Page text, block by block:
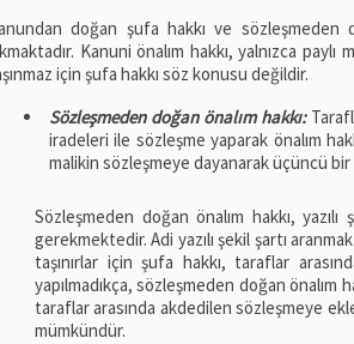
doğan şufa hakkı ve sözleşmeden
Kanuni önalım hakkı, yalnızca
için şufa hakkı söz konusu değildir.
Sözleşmeden doğan önalım hakkı:
iradeleri ile sözleşme yaparak önalım
malikin sözleşmeye dayanarak üçüncü bir
Sözleşmeden doğan önalım hakkı,
gerekmektedir. Adi yazılı şekil şartı
taşınırlar için şufa hakkı, taraflar
yapılmadıkça, sözleşmeden doğan
taraflar arasında akdedilen sözleşmeye
mümkündür.